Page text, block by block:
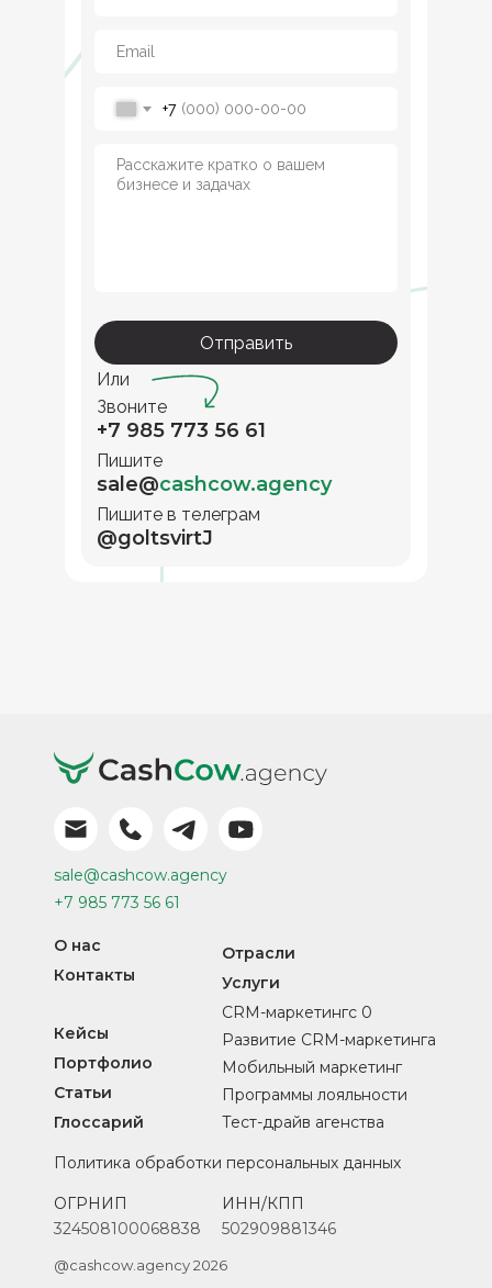
+7
Отправить
Или
@goltsvirtJ
Пишите в телеграм
sale@cashcow.agency
Пишите
+7 985 773 56 61
Звоните
@cashcow.agency 2026
Политика обработки персональных данных
Тест-драйв агенства
Программы лояльности
Мобильный маркетинг
Развитие CRM-маркетинга
CRM-маркетингс 0
+7 985 773 56 61
sale@cashcow.agency
ОГРНИП
324508100068838
Контакты
Статьи
Глоссарий
Портфолио
Отрасли
Кейсы
Услуги
О нас
ИНН/КПП
502909881346